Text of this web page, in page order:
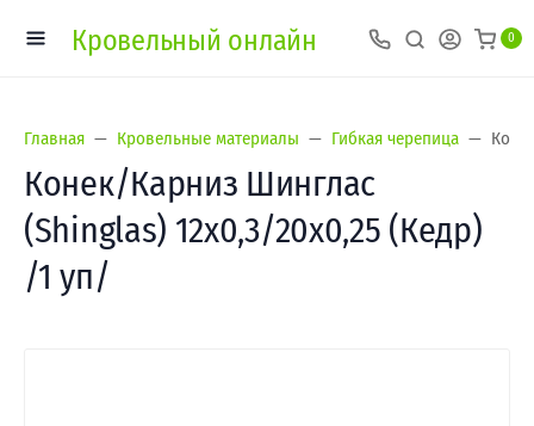
Кровельный онлайн 0
Главная Кровельные материалы Гибкая черепица
Конек/Карниз Шинглас
(Shinglas) 12х0,3/20х0,25 (Кедр)
/1 уп/